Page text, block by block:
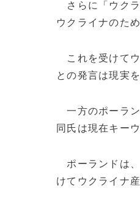
さらに「ウクラ
ウクライナのた
これを受けてウ
との発言は現実
一方のポーラ
同氏は現在キー
ポーランドは、
けてウクライナ